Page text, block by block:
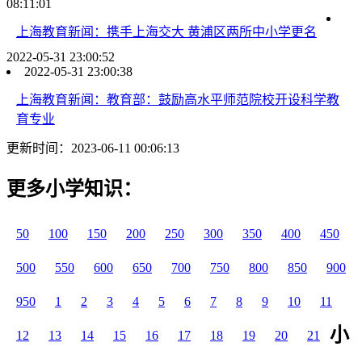
08:11:01
上海教育新闻：携手上海交大 黄浦区两所中小学更名
2022-05-31 23:00:52
上海教育新闻：教育部：鼓励高水平师范院校开设科学教
育专业
2022-05-31 23:00:38
更新时间：2023-06-11 00:06:13
更多小学知识：
50 100 150 200 250 300 350 400 450
500 550 600 650 700 750 800 850 900
950 1 2 3 4 5 6 7 8 9 10 11
12 13 14 15 16 17 18 19 20 21
小